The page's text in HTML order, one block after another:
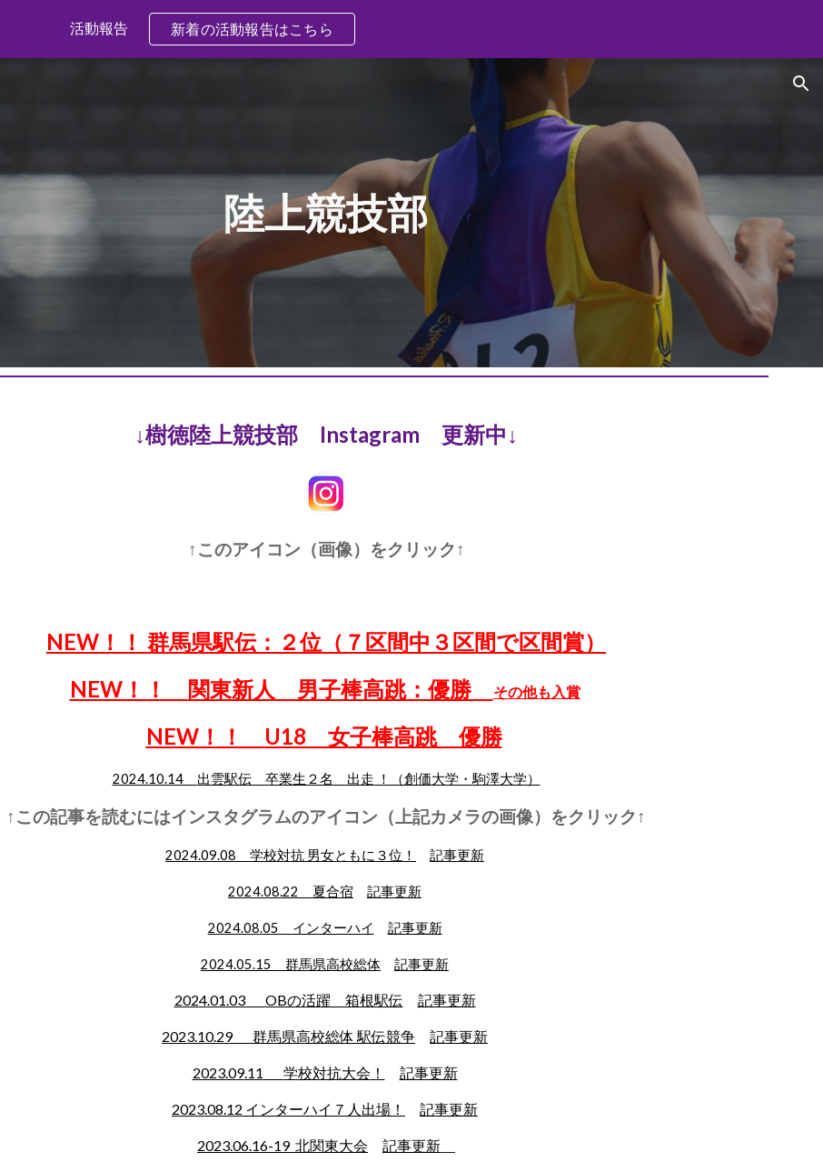
Skip to main content Skip to navigation
活動報告 新着の活動報告はこちら
陸上競技部
↓樹徳陸上競技部 Instagram 更新中↓
↑このアイコン（画像）をクリック↑
NEW！！ 群馬県駅伝：２位（７区間中３区間で区間賞）
NEW！！ 関東新人 男子棒高跳：優勝 その他も入賞
NEW！！ U18 女子棒高跳 優勝
2024.10.14 出雲駅伝 卒業生２名 出走 ！（創価大学・駒澤大学）
↑ この記事を読むにはインスタグラムのアイコン（上記カメラの画像）をクリック↑
2024.09.08 学校対抗 男女ともに３位！ 記事更新
2024.08.22 夏合宿 記事更新
2024.08.05 インターハイ 記事更新
2024.05.15 群馬県高校総体 記事更新
2024.01.03 OBの活躍 箱根駅伝 記事更新
2023.10.29群馬県高校総体 駅伝競争 記事更新
2023.09.11 学校対抗大会 ！ 記事更新
2023.08.12 インターハイ７人出場！ 記事更新
2023.06.16-19 北関東大会 記事更新